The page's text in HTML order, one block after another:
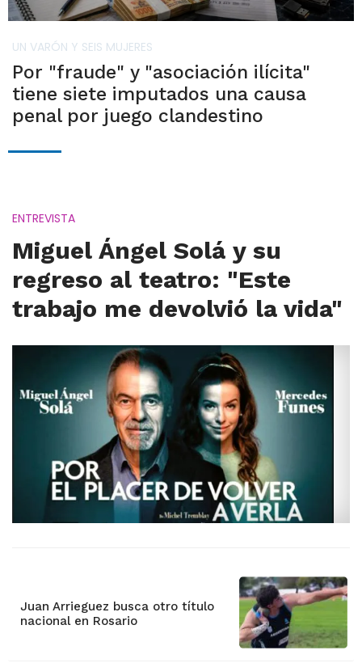
UN VARÓN Y SEIS MUJERES
Por "fraude" y "asociación ilícita"
tiene siete imputados una causa
penal por juego clandestino
ENTREVISTA
Miguel Ángel Solá y su
regreso al teatro: "Este
trabajo me devolvió la vida"
Juan Arrieguez busca otro título
nacional en Rosario